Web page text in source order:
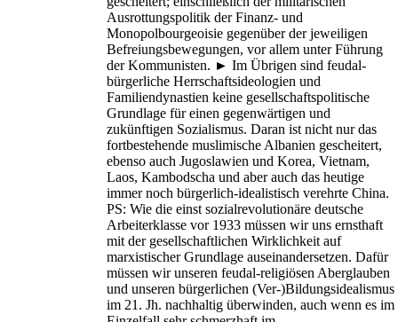
Ausrottungspolitik der Finanz- und
Monopolbourgeoisie gegenüber der jeweiligen
Befreiungsbewegungen, vor allem unter Führung
der Kommunisten. ► Im Übrigen sind feudal-
bürgerliche Herrschaftsideologien und
Familiendynastien keine gesellschaftspolitische
Grundlage für einen gegenwärtigen und
zukünftigen Sozialismus. Daran ist nicht nur das
fortbestehende muslimische Albanien gescheitert,
ebenso auch Jugoslawien und Korea, Vietnam,
Laos, Kambodscha und aber auch das heutige
immer noch bürgerlich-idealistisch verehrte China.
PS: Wie die einst sozialrevolutionäre deutsche
Arbeiterklasse vor 1933 müssen wir uns ernsthaft
mit der gesellschaftlichen Wirklichkeit auf
marxistischer Grundlage auseinandersetzen. Dafür
müssen wir unseren feudal-religiösen Aberglauben
und unseren bürgerlichen (Ver-)Bildungsidealismus
im 21. Jh. nachhaltig überwinden, auch wenn es im